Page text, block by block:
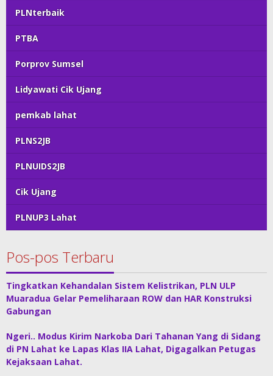
PLNterbaik
PTBA
Porprov Sumsel
Lidyawati Cik Ujang
pemkab lahat
PLNS2JB
PLNUIDS2JB
Cik Ujang
PLNUP3 Lahat
Pos-pos Terbaru
Tingkatkan Kehandalan Sistem Kelistrikan, PLN ULP
Muaradua Gelar Pemeliharaan ROW dan HAR Konstruksi
Gabungan
Ngeri.. Modus Kirim Narkoba Dari Tahanan Yang di Sidang
di PN Lahat ke Lapas Klas IIA Lahat, Digagalkan Petugas
Kejaksaan Lahat.